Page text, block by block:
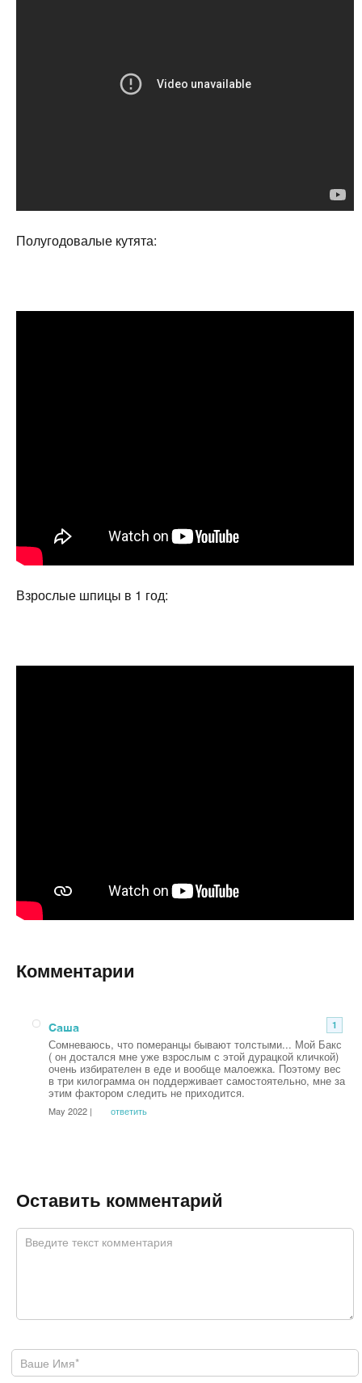
Полугодовалые кутята:
Взрослые шпицы в 1 год:
Комментарии
1
Саша
Сомневаюсь, что померанцы бывают толстыми... Мой Бакс
( он достался мне уже взрослым с этой дурацкой кличкой)
очень избирателен в еде и вообще малоежка. Поэтому вес
в три килограмма он поддерживает самостоятельно, мне за
этим фактором следить не приходится.
May 2022 | ответить
Оставить комментарий
Комментарий*
Ваше имя